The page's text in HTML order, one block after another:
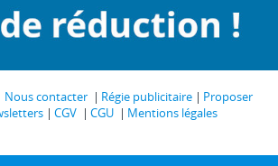
Nous contacter Régie publicitaire
Proposer
CGV CGU
Mentions légales